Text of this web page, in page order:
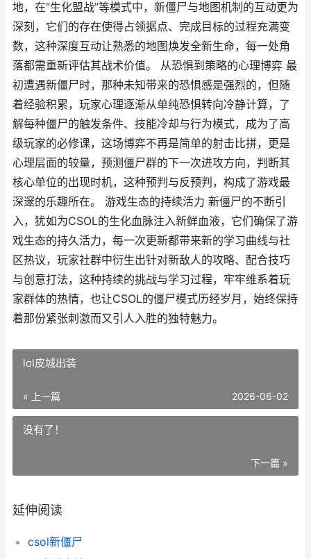
地，在“生化盟战”等模式中，新僵尸与地图机制的互动更为
深刻，它们的存在使得占领据点、完成目标的过程充满变
数，这种深度互动让熟悉的地图焕发全新生命，每一处角
落都需重新评估其战术价值。 从恐惧到策略的心理博弈 最
初遭遇新僵尸时，那种未知带来的恐惧感是强烈的，但随
着经验积累，玩家心理逐渐从单纯恐惧转向冷静计算，了
解每种僵尸的触发条件、技能冷却与行为模式，成为了高
级玩家的必修课，这场博弈不再是简单的射击比拼，更是
心理层面的较量，预测僵尸群的下一次进攻方向，判断其
核心单位的出现时机，这种预判与反预判，构成了游戏最
深邃的乐趣所在。 游戏生态的持续活力 新僵尸的不断引
入，犹如为CSOL的生化血脉注入新鲜血液，它们确保了游
戏生态的持久活力，每一次更新都带来新的学习曲线与社
区热议，玩家社群中衍生出针对新敌人的攻略、配合技巧
与创意打法，这种持续的挑战与学习过程，牢牢维系着玩
家群体的热情，也让CSOL的僵尸模式历经岁月，始终保持
着那份紧张刺激而又引人入胜的独特魅力。
lol皮城出装
« 上一篇 2026-06-02
没有了！
下一篇 »
延伸阅读
csol新僵尸